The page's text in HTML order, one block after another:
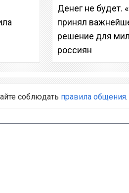
Денег не будет.
принял
решение для
россиян
соблюдать правила общения.